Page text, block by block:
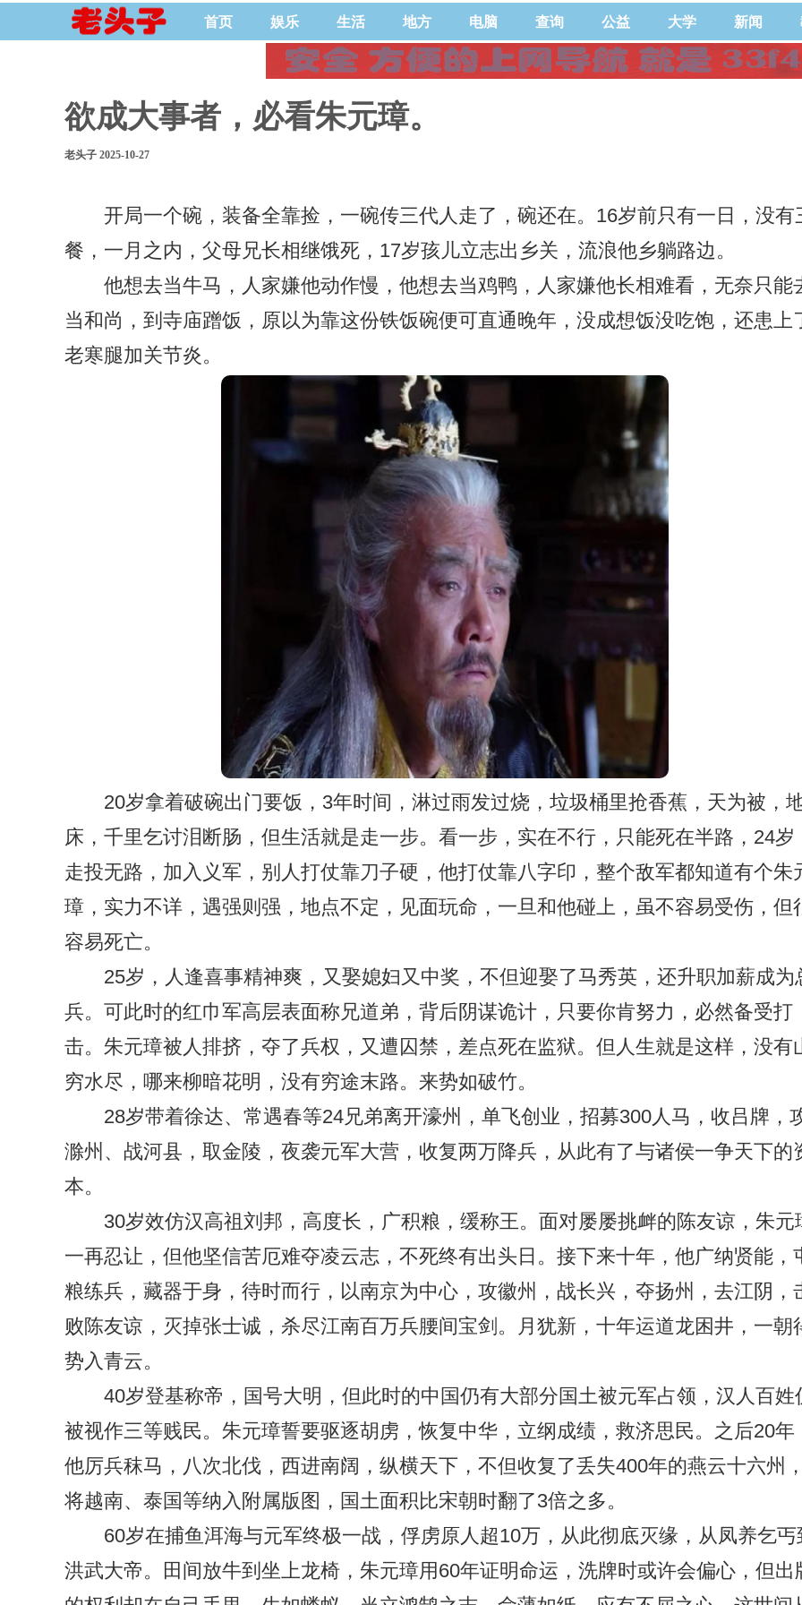
首页 娱乐 生活 地方 电脑 查询 公益 大学 新闻
欲成大事者，必看朱元璋。
老头子 2025-10-27
开局一个碗，装备全靠捡，一碗传三代人走了，碗还在。16岁前只有一日，没有
餐，一月之内，父母兄长相继饿死，17岁孩儿立志出乡关，流浪他乡躺路边。
他想去当牛马，人家嫌他动作慢，他想去当鸡鸭，人家嫌他长相难看，无奈只能
当和尚，到寺庙蹭饭，原以为靠这份铁饭碗便可直通晚年，没成想饭没吃饱，还患上
老寒腿加关节炎。
20岁拿着破碗出门要饭，3年时间，淋过雨发过烧，垃圾桶里抢香蕉，天为被，
床，千里乞讨泪断肠，但生活就是走一步。看一步，实在不行，只能死在半路，24岁
走投无路，加入义军，别人打仗靠刀子硬，他打仗靠八字印，整个敌军都知道有个朱
璋，实力不详，遇强则强，地点不定，见面玩命，一旦和他碰上，虽不容易受伤，但
容易死亡。
25岁，人逢喜事精神爽，又娶媳妇又中奖，不但迎娶了马秀英，还升职加薪成为
兵。可此时的红巾军高层表面称兄道弟，背后阴谋诡计，只要你肯努力，必然备受打
击。朱元璋被人排挤，夺了兵权，又遭囚禁，差点死在监狱。但人生就是这样，没有
穷水尽，哪来柳暗花明，没有穷途末路。来势如破竹。
28岁带着徐达、常遇春等24兄弟离开濠州，单飞创业，招募300人马，收吕牌，
滁州、战河县，取金陵，夜袭元军大营，收复两万降兵，从此有了与诸侯一争天下的
本。
30岁效仿汉高祖刘邦，高度长，广积粮，缓称王。面对屡屡挑衅的陈友谅，朱元
一再忍让，但他坚信苦厄难夺凌云志，不死终有出头日。接下来十年，他广纳贤能，
粮练兵，藏器于身，待时而行，以南京为中心，攻徽州，战长兴，夺扬州，去江阴，
败陈友谅，灭掉张士诚，杀尽江南百万兵腰间宝剑。月犹新，十年运道龙困井，一朝
势入青云。
40岁登基称帝，国号大明，但此时的中国仍有大部分国土被元军占领，汉人百姓
被视作三等贱民。朱元璋誓要驱逐胡虏，恢复中华，立纲成绩，救济思民。之后20年
他厉兵秣马，八次北伐，西进南阔，纵横天下，不但收复了丢失400年的燕云十六州
将越南、泰国等纳入附属版图，国土面积比宋朝时翻了3倍之多。
60岁在捕鱼洱海与元军终极一战，俘虏原人超10万，从此彻底灭缘，从凤养乞丐
洪武大帝。田间放牛到坐上龙椅，朱元璋用60年证明命运，洗牌时或许会偏心，但出